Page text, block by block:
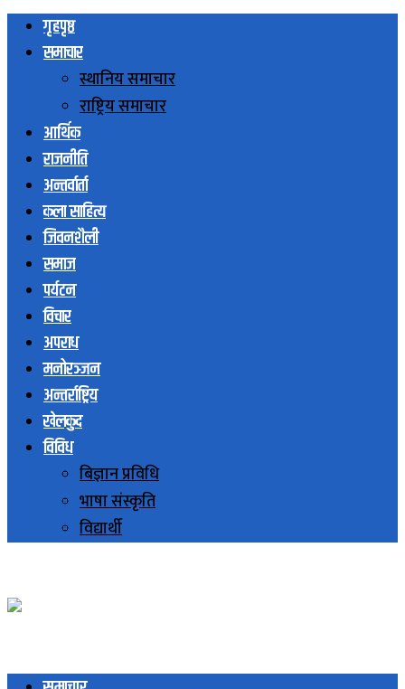
गृहपृष्ठ
समाचार
स्थानिय समाचार
राष्ट्रिय समाचार
आर्थिक
राजनीति
अन्तर्वार्ता
कला साहित्य
जिवनशैली
समाज
पर्यटन
विचार
अपराध
मनोरञ्जन
अन्तर्राष्ट्रिय
खेलकुद
विविध
बिज्ञान प्रविधि
भाषा संस्कृति
विद्यार्थी